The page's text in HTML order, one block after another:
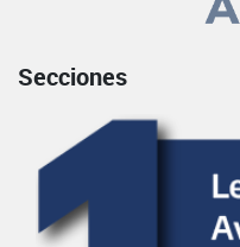
Secciones